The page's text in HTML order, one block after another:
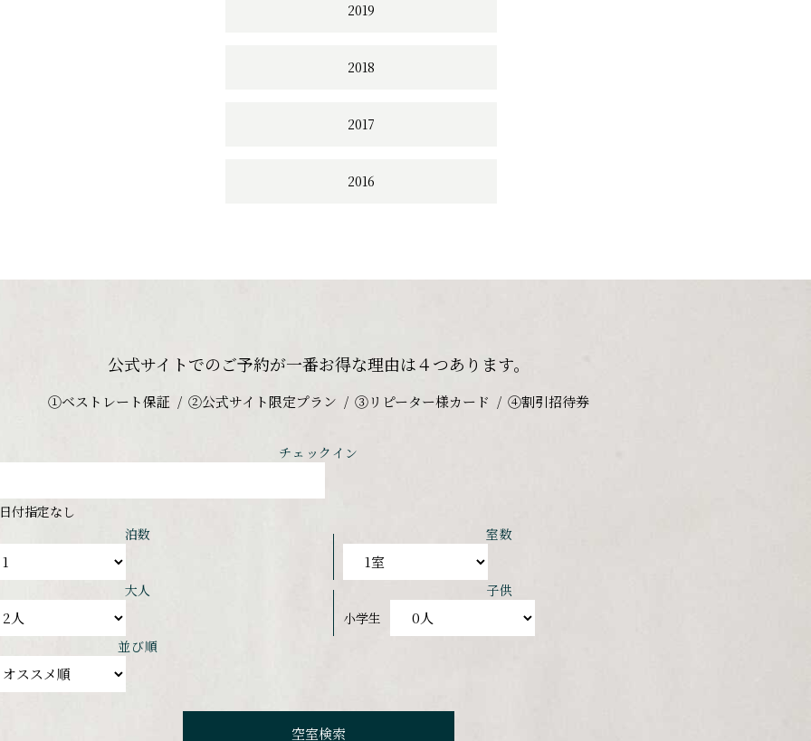
2019
2018
2017
2016
公式サイトでのご予約が一番お得な理由は４つあります。
①ベストレート保証 ②公式サイト限定プラン ③リピーター様カード ④割引招待券
チェックイン
日付指定なし
泊数
室数
大人
子供
小学生
並び順